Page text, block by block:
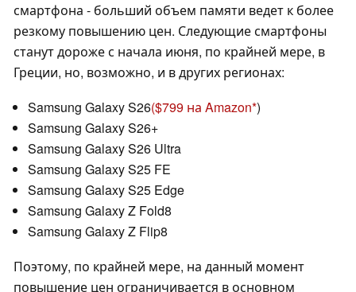
смартфона - больший объем памяти ведет к более
резкому повышению цен. Следующие смартфоны
станут дороже с начала июня, по крайней мере, в
Греции, но, возможно, и в других регионах:
Samsung Galaxy S26($799 на Amazon )
Samsung Galaxy S26+
Samsung Galaxy S26 Ultra
Samsung Galaxy S25 FE
Samsung Galaxy S25 Edge
Samsung Galaxy Z Fold8
Samsung Galaxy Z Flip8
Поэтому, по крайней мере, на данный момент
повышение цен ограничивается в основном